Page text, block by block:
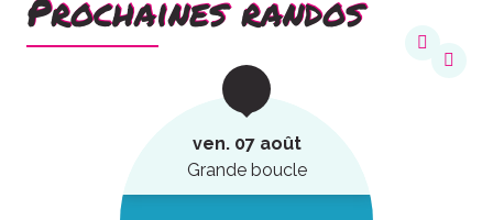
Prochaines randos
ven. 07 août
Grande boucle